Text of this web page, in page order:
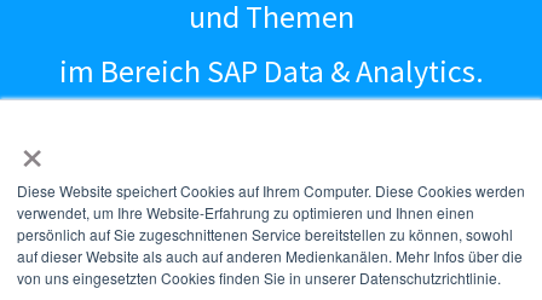
×
Diese Website speichert Cookies auf Ihrem Computer. Diese Cookies werden
verwendet, um Ihre Website-Erfahrung zu optimieren und Ihnen einen
persönlich auf Sie zugeschnittenen Service bereitstellen zu können, sowohl
auf dieser Website als auch auf anderen Medienkanälen. Mehr Infos über die
von uns eingesetzten Cookies finden Sie in unserer Datenschutzrichtlinie.
und Themen
im Bereich SAP Data & Analytics.
Windhoff Group | 2024